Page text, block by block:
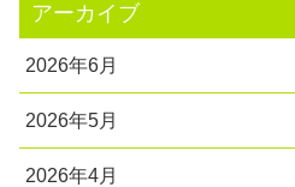
アーカイブ
2026年6月
2026年5月
2026年4月